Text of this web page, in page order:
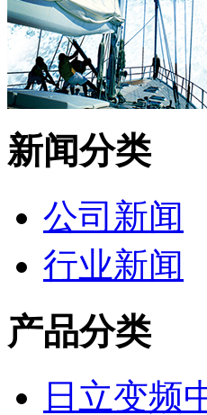
新闻分类
公司新闻
行业新闻
产品分类
日立变频